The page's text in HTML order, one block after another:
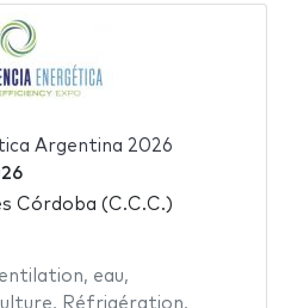
Argentina 2026
Córdoba (C.C.C.)
, eau,
, Réfrigération,